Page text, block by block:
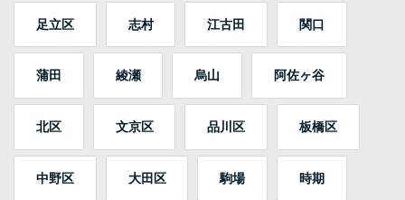
足立区 志村 江古田 関口
蒲田 綾瀬 烏山 阿佐ヶ谷
北区 文京区 品川区 板橋区
中野区 大田区 駒場 時期